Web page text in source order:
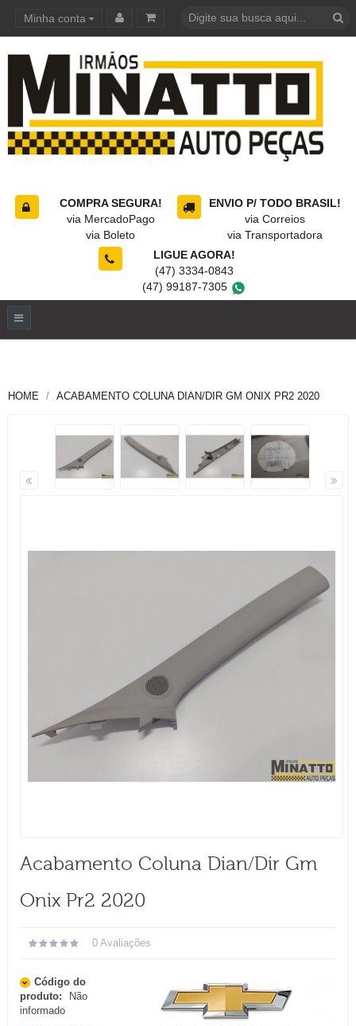
Minha conta
COMPRA SEGURA!
via MercadoPago
via Boleto
ENVIO P/ TODO BRASIL!
via Correios
via Transportadora
LIGUE AGORA!
(47) 3334-0843
(47) 99187-7305
HOME ACABAMENTO COLUNA DIAN/DIR GM ONIX PR2 2020
Acabamento Coluna Dian/dir Gm
Onix Pr2 2020
0 Avaliações
Código do
produto:
Não
informado